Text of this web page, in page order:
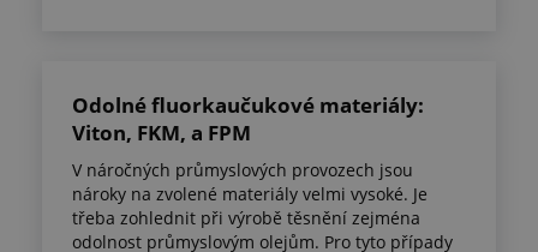
Odolné fluorkaučukové materiály:
Viton, FKM, a FPM
V náročných průmyslových provozech jsou
nároky na zvolené materiály velmi vysoké. Je
třeba zohlednit při výrobě těsnění zejména
odolnost průmyslovým olejům. Pro tyto případy